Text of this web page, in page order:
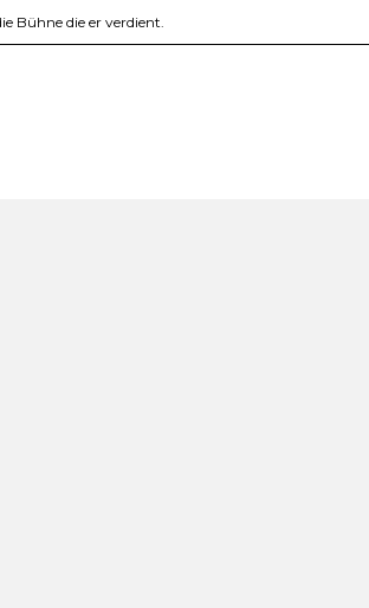
Bühne die er verdient.